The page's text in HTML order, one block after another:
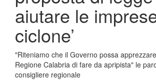
aiutare le
ciclone’
"Riteniamo che il Governo possa
Regione Calabria di fare da apripista" le
consigliere regionale